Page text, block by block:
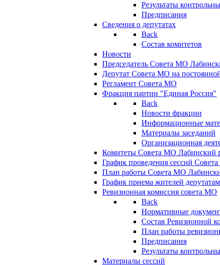
Результаты
Предписания
Сведения о депутатах
Back
Состав комитетов
Новости
Председатель Совета МО
Депутат Совета МО на
Регламент Совета МО
Фракция партии "Единая Россия"
Back
Новости фракции
Информационные
Материалы заседаний
Организационная
Комитеты Совета МО Лабинский
График проведения сессий
План работы Совета МО
График приема жителей
Ревизионная комиссия совета МО
Back
Нормативные
Состав Ревизионной
План работы
Предписания
Результаты
Материалы сессий